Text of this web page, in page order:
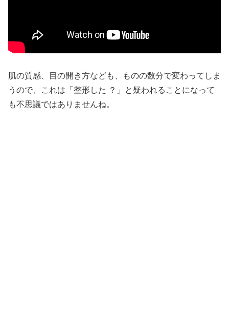
肌の質感、目の開き方なども、ものの数分で変わってしま
うので、これは「整形した ？」と疑われることになって
も不思議ではありませんね。